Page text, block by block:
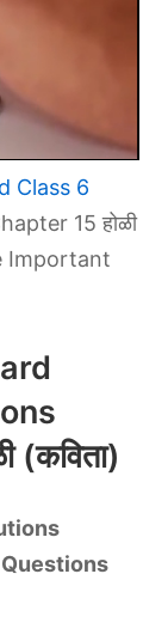
Class 6
15 होळी
Important
(कविता)
Questions